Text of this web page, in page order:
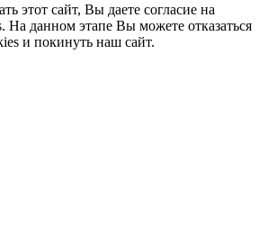
этот сайт, Вы даете согласие на
На данном этапе Вы можете отказаться
и покинуть наш сайт.